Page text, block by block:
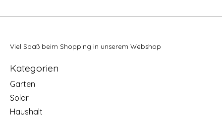
Viel Spaß beim Shopping in unserem Webshop
Kategorien
Garten
Solar
Haushalt